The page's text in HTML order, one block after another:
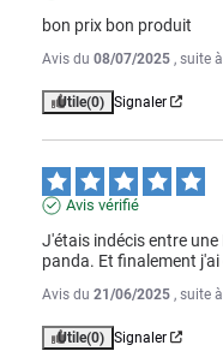
bon prix bon produit
Avis du 08/07/2025 , suite
Utile(0) Signaler
Avis vérifié
J'étais indécis entre une
panda. Et finalement
Avis du 21/06/2025 , suite
Utile(0) Signaler